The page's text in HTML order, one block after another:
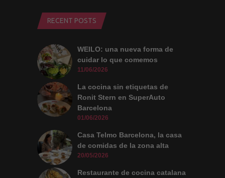
RECENT POSTS
WEILO: una nueva forma de
cuidar lo que comemos
11/06/2026
La cocina sin etiquetas de
Ronit Stern en SuperAuto
Barcelona
01/06/2026
Casa Telmo Barcelona, la casa
de comidas de la zona alta
20/05/2026
Restaurante de cocina catalana